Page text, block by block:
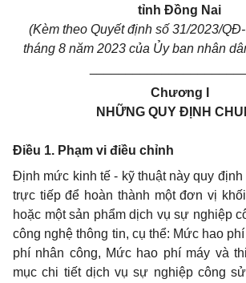
tỉnh Đồng Nai
(Kèm theo Quyết định số 31/2023/
tháng 8 năm 2023 của Ủy ban nhân
Chương I
NHỮNG QUY ĐỊNH
Điều 1. Phạm vi điều chỉnh
Định mức kinh tế - kỹ thuật này quy
trực tiếp để hoàn thành một đơn vị
hoặc một sản phẩm dịch vụ sự nghiệp
công nghệ thông tin, cụ thể: Mức hao
phí nhân công, Mức hao phí máy và
mục chi tiết dịch vụ sự nghiệp công